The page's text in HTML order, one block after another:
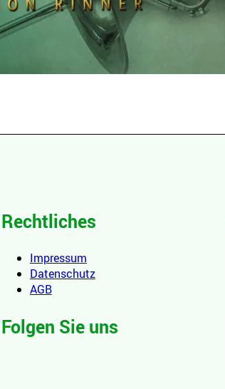
Rechtliches
Impressum
Datenschutz
AGB
Folgen Sie uns